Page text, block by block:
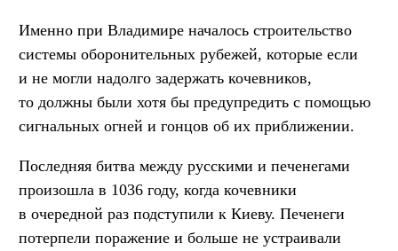
Именно при Владимире началось строительство
системы оборонительных рубежей, которые если
и не могли надолго задержать кочевников,
то должны были хотя бы предупредить с помощью
сигнальных огней и гонцов об их приближении.
Последняя битва между русскими и печенегами
произошла в 1036 году, когда кочевники
в очередной раз подступили к Киеву. Печенеги
потерпели поражение и больше не устраивали